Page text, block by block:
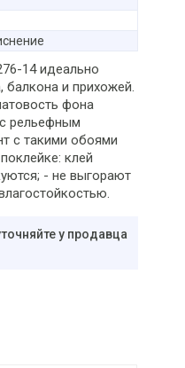
14 идеально
балкона и прихожей.
фона
рельефным
с такими обоями
клей
- не выгорают
у продавца